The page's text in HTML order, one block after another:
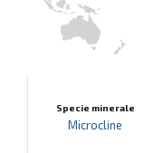
Specie minerale
Microcline